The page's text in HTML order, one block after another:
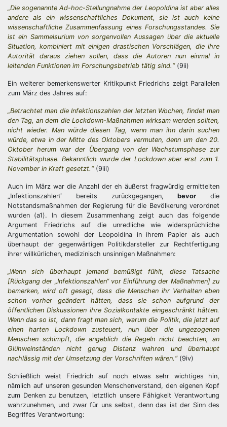
„Die sogenannte Ad-hoc-Stellungnahme der Leopoldina ist aber alles
andere als ein wissenschaftliches Dokument, sie ist auch keine
wissenschaftliche Zusammenfassung eines Forschungsstandes. Sie
ist ein Sammelsurium von sorgenvollen Aussagen über die aktuelle
Situation, kombiniert mit einigen drastischen Vorschlägen, die ihre
Autorität daraus ziehen sollen, dass die Autoren nun einmal in
leitenden Funktionen im Forschungsbetrieb tätig sind.“(9ii)
Ein weiterer bemerkenswerter Kritikpunkt Friedrichs zeigt Parallelen
zum März des Jahres auf:
„Betrachtet man die Infektionszahlen der letzten Wochen, findet man
den Tag, an dem die Lockdown-Maßnahmen wirksam werden sollten,
nicht wieder. Man würde diesen Tag, wenn man ihn darin suchen
würde, etwa in der Mitte des Oktobers vermuten, denn um den 20.
Oktober herum war der Übergang von der Wachstumsphase zur
Stabilitätsphase. Bekanntlich wurde der Lockdown aber erst zum 1.
November in Kraft gesetzt.“(9iii)
Auch im März war die Anzahl der eh äußerst fragwürdig ermittelten
„Infektionszahlen“ bereits zurückgegangen,bevor die
Notstandsmaßnahmen der Regierung für die Bevölkerung verordnet
wurden (a1). In diesem Zusammenhang zeigt auch das folgende
Argument Friedrichs auf die unredliche wie widersprüchliche
Argumentation sowohl der Leopoldina in ihrem Papier als auch
überhaupt der gegenwärtigen Politikdarsteller zur Rechtfertigung
ihrer willkürlichen, medizinisch unsinnigen Maßnahmen:
„Wenn sich überhaupt jemand bemüßigt fühlt, diese Tatsache
[Rückgang der „Infektionszahlen“ vor Einführung der Maßnahmen] zu
bemerken, wird oft gesagt, dass die Menschen ihr Verhalten eben
schon vorher geändert hätten, dass sie schon aufgrund der
öffentlichen Diskussionen ihre Sozialkontakte eingeschränkt hätten.
Wenn das so ist, dann fragt man sich, warum die Politik, die jetzt auf
einen harten Lockdown zusteuert, nun über die ungezogenen
Menschen schimpft, die angeblich die Regeln nicht beachten, an
Glühweinständen nicht genug Distanz wahren und überhaupt
nachlässig mit der Umsetzung der Vorschriften wären.“(9iv)
Schließlich weist Friedrich auf noch etwas sehr wichtiges hin,
nämlich auf unseren gesunden Menschenverstand, den eigenen Kopf
zum Denken zu benutzen, letztlich unsere Fähigkeit Verantwortung
wahrzunehmen, und zwar für uns selbst, denn das ist der Sinn des
Begriffes Verantwortung: